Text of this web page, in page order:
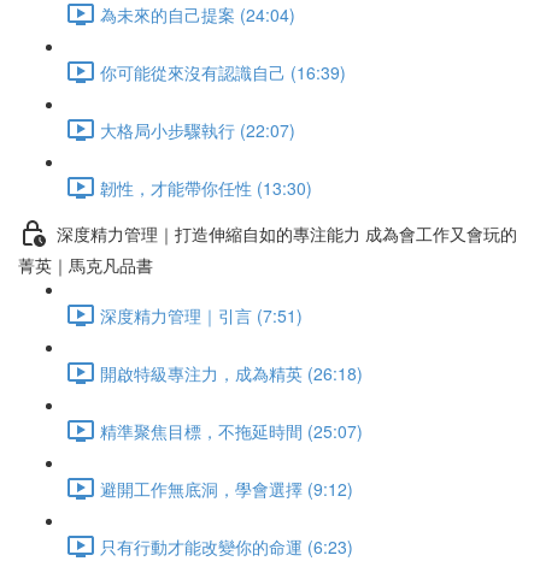
為未來的自己提案 (24:04)
你可能從來沒有認識自己 (16:39)
大格局小步驟執行 (22:07)
韌性，才能帶你任性 (13:30)
深度精力管理｜打造伸縮自如的專注能力 成為會工作又會玩的
菁英｜馬克凡品書
深度精力管理｜引言 (7:51)
開啟特級專注力，成為精英 (26:18)
精準聚焦目標，不拖延時間 (25:07)
避開工作無底洞，學會選擇 (9:12)
只有行動才能改變你的命運 (6:23)